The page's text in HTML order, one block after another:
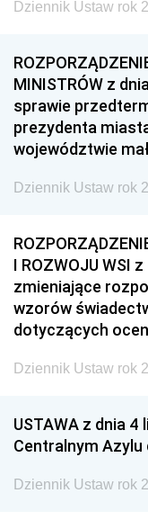
Dziennik Ustaw rok
MINISTRÓW z
sprawie
prezydenta
województwie
Dziennik Ustaw rok
I ROZWOJU WSI
zmieniające
wzorów
dotyczących
Dziennik Ustaw rok
USTAWA z dnia
Centralnym
Dziennik Ustaw rok